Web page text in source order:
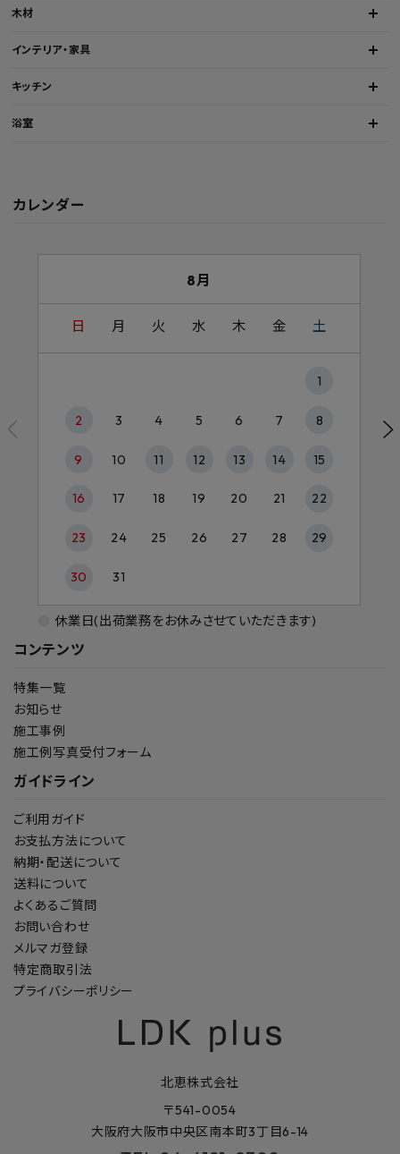
木材
インテリア・家具
キッチン
浴室
コンテンツ
特集一覧
お知らせ
施工事例
施工例写真受付フォーム
ガイドライン
ご利用ガイド
お支払方法について
納期・配送について
送料について
よくあるご質問
お問い合わせ
メルマガ登録
特定商取引法
プライバシーポリシー
カレンダー
8月
日 月 火 水 木 金 土
1
2 3 4 5 6 7 8
9 10 11 12 13 14 15
16 17 18 19 20 21 22
23 24 25 26 27 28 29
30 31
休業日(出荷業務をお休みさせていただきます)
北恵株式会社
〒541-0054
大阪府大阪市中央区南本町3丁目6-14